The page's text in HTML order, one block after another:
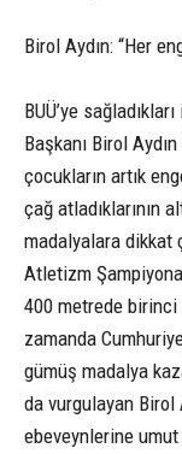
Birol Aydın: “Her
BUÜ’ye
Başkanı Birol
çocukların artık
çağ atladıklarının
madalyalara dikkat
Atletizm
400 metrede birinci
zamanda
gümüş madalya
da vurgulayan Birol
ebeveynlerine